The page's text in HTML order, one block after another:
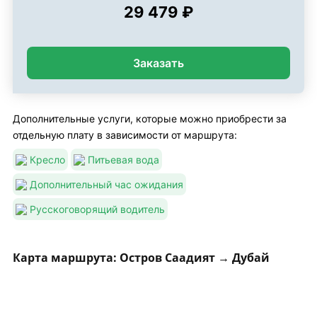
29 479 ₽
Заказать
Дополнительные услуги, которые можно приобрести за
отдельную плату в зависимости от маршрута:
Кресло Питьевая вода
Дополнительный час ожидания
Русскоговорящий водитель
Карта маршрута: Остров Саадият → Дубай